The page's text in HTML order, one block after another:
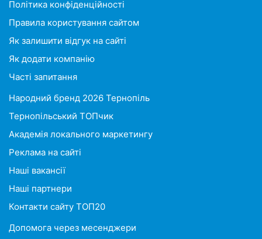
Політика конфіденційності
Правила користування сайтом
Як залишити відгук на сайті
Як додати компанію
Часті запитання
Народний бренд 2026 Тернопіль
Тернопільський ТОПчик
Академія локального маркетингу
Реклама на сайті
Наші вакансії
Наші партнери
Контакти сайту ТОП20
Допомога через месенджери